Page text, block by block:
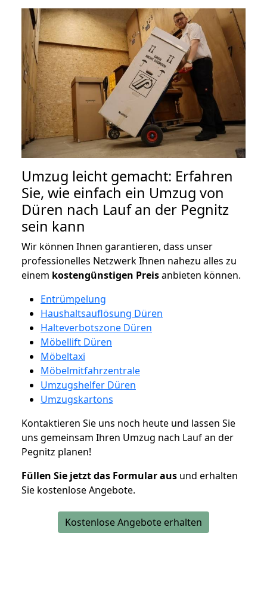
Umzug leicht gemacht: Erfahren
Sie, wie einfach ein Umzug von
Düren nach Lauf an der Pegnitz
sein kann
Wir können Ihnen garantieren, dass unser
professionelles Netzwerk Ihnen nahezu alles zu
einem kostengünstigen Preisanbieten können.
Entrümpelung
Haushaltsauflösung Düren
Halteverbotszone Düren
Möbellift Düren
Möbeltaxi
Möbelmitfahrzentrale
Umzugshelfer Düren
Umzugskartons
Kontaktieren Sie uns noch heute und lassen Sie
uns gemeinsam Ihren Umzug nach Lauf an der
Pegnitz planen!
Füllen Sie jetzt das Formular aus und erhalten
Sie kostenlose Angebote.
Kostenlose Angebote erhalten